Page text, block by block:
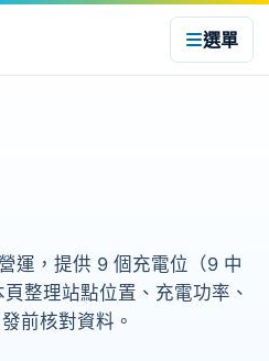
選單
營運，提供 9 個充電位（9 中
整理站點位置、充電功率、
前核對資料。